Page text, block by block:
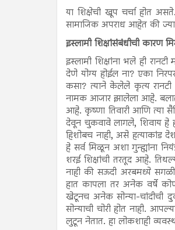
या शिक्षेची खूप चर्चा होत
सामाजिक अपराध आहेत की
इस्लामी शिक्षांसंबंधीची कारण
इस्लामी शिक्षांना भले ही
देणे योग्य होईल ना? एका
कसा? त्याने केलेले कृत्य रानटी
नामक आजार झालेला आहे.
आहे. कृष्णा तिवारी आणि त्या
देवून चुकवावे लागले, शिवाय हे
हिशोबच नाही, असे हत्याकांड
हे सर्व मिळून अशा गुन्ह्यांना
शरई शिक्षांची तरतूद आहे.
नाही की सऊदी अरबमध्ये
हात कापला तर अनेक वर्षे
खेटूनच अनेक सोन्या-चांदीची
सोन्याची चोरी होत नाही.
लुटून नेतात. हा लोकशाही